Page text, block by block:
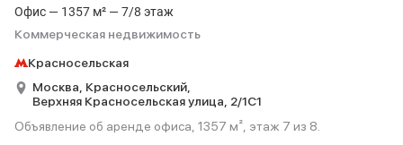
Офис — 1357 м² — 7/8 этаж
Коммерческая недвижимость
Красносельская
Москва, Красносельский,
Верхняя Красносельская улица, 2/1С1
Объявление об аренде офиса, 1357 м², этаж 7 из 8.